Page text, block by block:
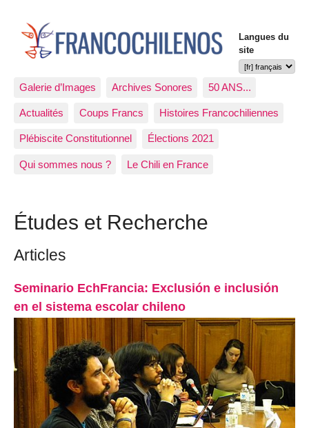
Langues du
site
Galerie d’Images Archives Sonores 50 ANS...
Actualités Coups Francs Histoires Francochiliennes
Plébiscite Constitutionnel Élections 2021
Qui sommes nous ? Le Chili en France
Études et Recherche
Articles
Seminario EchFrancia: Exclusión e inclusión
en el sistema escolar chileno